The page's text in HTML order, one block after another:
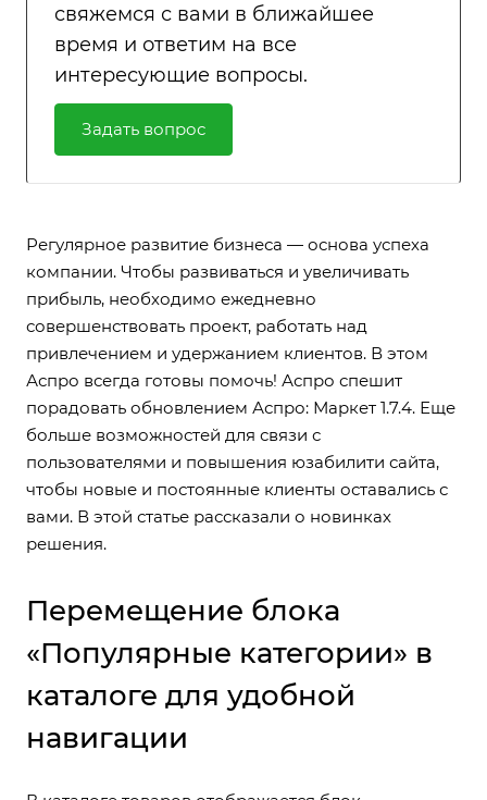
свяжемся с вами в ближайшее
время и ответим на все
интересующие вопросы.
Задать вопрос
Регулярное развитие бизнеса — основа успеха
компании. Чтобы развиваться и увеличивать
прибыль, необходимо ежедневно
совершенствовать проект, работать над
привлечением и удержанием клиентов. В этом
Аспро всегда готовы помочь! Аспро спешит
порадовать обновлением Аспро: Маркет 1.7.4. Еще
больше возможностей для связи с
пользователями и повышения юзабилити сайта,
чтобы новые и постоянные клиенты оставались с
вами. В этой статье рассказали о новинках
решения.
Перемещение блока
«Популярные категории» в
каталоге для удобной
навигации